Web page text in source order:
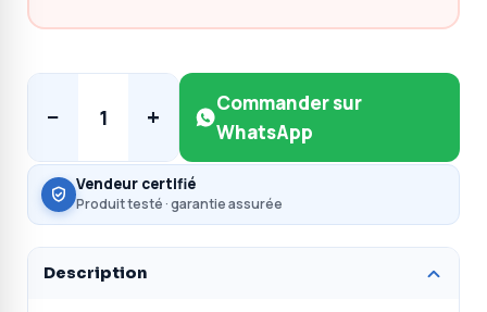
− 1 +
Commander sur
WhatsApp
Vendeur certifié
Produit testé · garantie assurée
Description